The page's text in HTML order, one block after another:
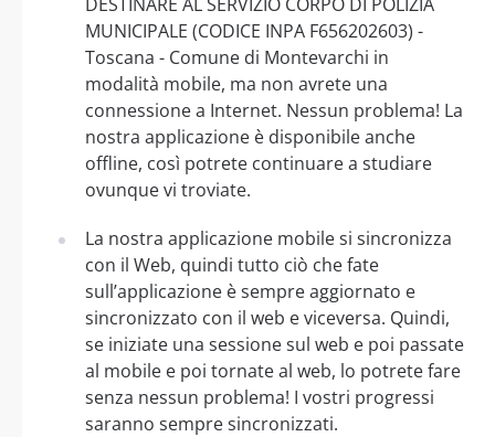
MUNICIPALE (CODICE INPA F656202603) -
Toscana - Comune di Montevarchi in
modalità mobile, ma non avrete una
connessione a Internet. Nessun problema! La
nostra applicazione è disponibile anche
offline, così potrete continuare a studiare
ovunque vi troviate.
La nostra applicazione mobile si sincronizza
con il Web, quindi tutto ciò che fate
sull’applicazione è sempre aggiornato e
sincronizzato con il web e viceversa. Quindi,
se iniziate una sessione sul web e poi passate
al mobile e poi tornate al web, lo potrete fare
senza nessun problema! I vostri progressi
saranno sempre sincronizzati.